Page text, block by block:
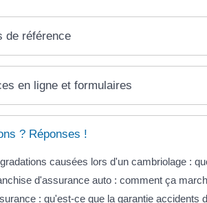
de référence
en ligne et formulaires
? Réponses !
causées lors d'un cambriolage :
d'assurance auto : comment ça
: qu'est-ce que la garantie accidents